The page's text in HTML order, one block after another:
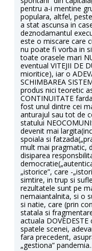
pentru a-i mentine
populara, altfel,
a stat ascunsa in
deznodamantul
este o miscare care
nu poate fi vorba in
toate orasele mari
eventual VITEJII DE
mioritice), iar o
SCHIMBAREA
produs nici teoretic
CONTINUITATE
fost unul dintre cei
anturajul sau tot de
statului
devenit mai
spoiala si
mult mai pragmatic,
disiparea
„istorice”, care -
simtire, in trup si
rezultatele sunt pe
nemaiantalnita, si o
si natie, care (prin
statala si
actuala
spatele scenei,
fara precedent,
„gestiona”